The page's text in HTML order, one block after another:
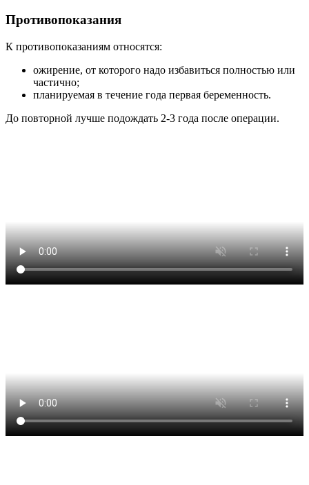
Противопоказания
К противопоказаниям относятся:
ожирение, от которого надо избавиться полностью или
частично;
планируемая в течение года первая беременность.
До повторной лучше подождать 2-3 года после операции.